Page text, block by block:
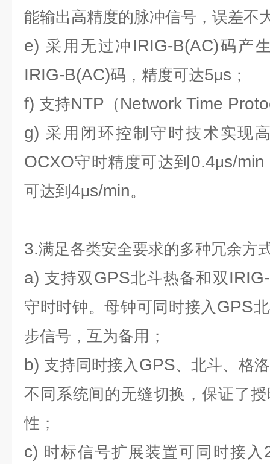
能输出高精度的脉冲信号，误差不
e) 采用无过冲 IRIG-B(AC)码产
IRIG-B(AC)码，精度可达5μs ；
f) 支持NTP （ Network Time
g) 采用闭环控制守时技术实现
OCXO守时精度可达到 0.4μs/min
可达到 4μs/min。
3.满足各类安全要求的多种冗余方
a) 支持双 GPS北斗热备和双
守时时钟。母钟可同时接入 GPS
步信号，互为备用；
b) 支持同时接入 GPS、北斗、格
不同系统间的无缝切换，保证了
性；
c) 时标信号扩展装置可同时接入